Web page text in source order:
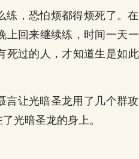
，恐怕烦都得烦死了。
回来继续练，时间一天
过的人，才知道生是如
言让光暗圣龙用了几个群
光暗圣龙的身上。